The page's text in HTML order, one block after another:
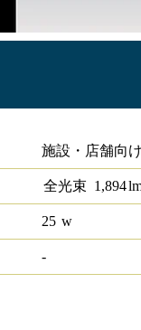
施設・店舗向
全光束 1,894
25 w
-